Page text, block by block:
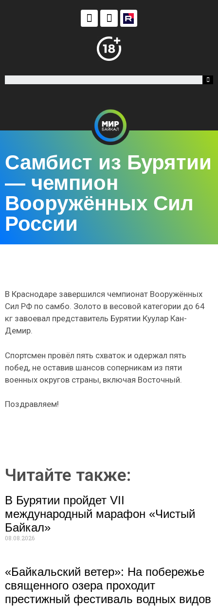
Самбист из Бурятии
— чемпион
Вооружённых Сил
России
В Краснодаре завершился чемпионат Вооружённых
Сил РФ по самбо. Золото в весовой категории до 64
кг завоевал представитель Бурятии Куулар Кан-
Демир.
Спортсмен провёл пять схваток и одержал пять
побед, не оставив шансов соперникам из пяти
военных округов страны, включая Восточный.
Поздравляем!
Читайте также:
В Бурятии пройдет VII
международный марафон «Чистый
Байкал»
08.08.2026
«Байкальский ветер»: На побережье
священного озера проходит
престижный фестиваль водных видов